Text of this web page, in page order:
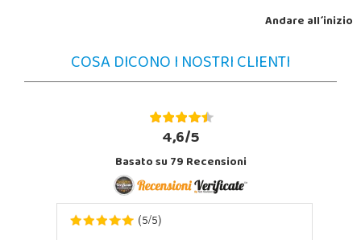
Andare all´inizio
COSA DICONO I NOSTRI CLIENTI
4,6/5
Basato su79Recensioni
(5/5)